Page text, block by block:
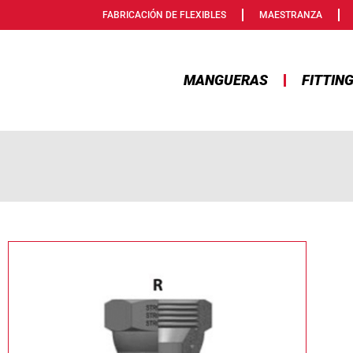
FABRICACIÓN DE FLEXIBLES MAESTRANZA
MANGUERAS